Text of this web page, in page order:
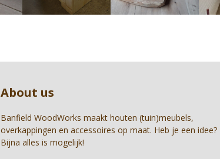
keys
to
the
first
About us
Banfield WoodWorks maakt houten (tuin)meubels,
overkappingen en accessoires op maat. Heb je een idee?
Bijna alles is mogelijk!